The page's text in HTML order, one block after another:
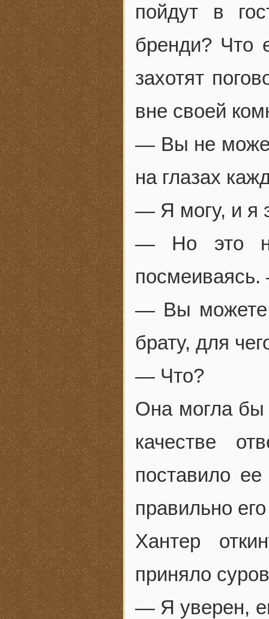
пойдут в
бренди? Что
захотят
вне своей
— Вы не
на глазах
— Я могу, и я
— Но это
— Вы можете
брату, для
— Что?
Она могла бы
качестве
поставило
правильно
Хантер
приняло
— Я уверен,